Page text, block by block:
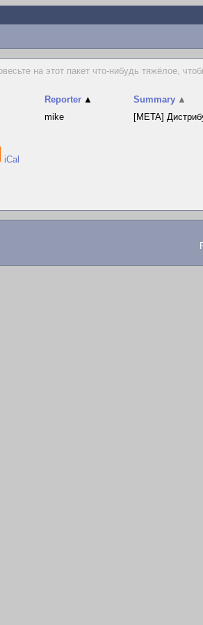
на этот пакет что-нибудь тяжёлое,
Reporter ▲ Summary ▲
mike [META]
iCal